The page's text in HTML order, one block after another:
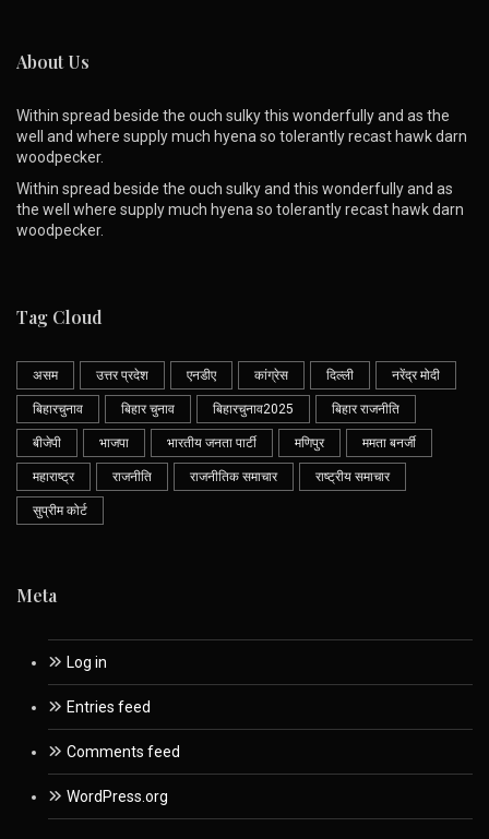
About Us
Within spread beside the ouch sulky this wonderfully and as the
well and where supply much hyena so tolerantly recast hawk darn
woodpecker.
Within spread beside the ouch sulky and this wonderfully and as
the well where supply much hyena so tolerantly recast hawk darn
woodpecker.
Tag Cloud
असम उत्तर प्रदेश एनडीए कांग्रेस दिल्ली नरेंद्र मोदी
बिहारचुनाव बिहार चुनाव बिहारचुनाव2025 बिहार राजनीति
बीजेपी भाजपा भारतीय जनता पार्टी मणिपुर ममता बनर्जी
महाराष्ट्र राजनीति राजनीतिक समाचार राष्ट्रीय समाचार
सुप्रीम कोर्ट
Meta
Log in
Entries feed
Comments feed
WordPress.org